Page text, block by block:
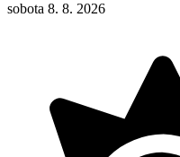
sobota 8. 8. 2026